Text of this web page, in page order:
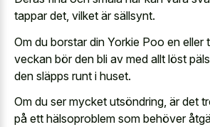
tappar det, vilket är sällsynt.
Om du borstar din Yorkie Poo en eller
veckan bör den bli av med allt löst
den släpps runt i huset.
Om du ser mycket utsöndring, är det
på ett hälsoproblem som behöver